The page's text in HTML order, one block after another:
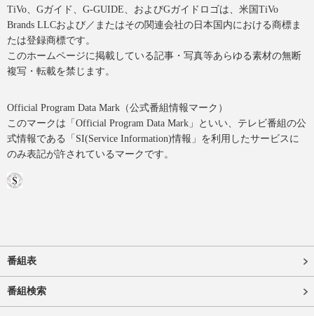
TiVo、Gガイド、G-GUIDE、およびGガイドロゴは、米国TiVo
Brands LLCおよび／またはその関連会社の日本国内における商標ま
たは登録商標です。
このホームページに掲載している記事・写真等あらゆる素材の無断
複写・転載を禁じます。
Official Program Data Mark（公式番組情報マーク）
このマークは「Official Program Data Mark」といい、テレビ番組の公
式情報である「SI(Service Information)情報」を利用したサービスに
のみ表記が許されているマークです。
番組表
番組検索